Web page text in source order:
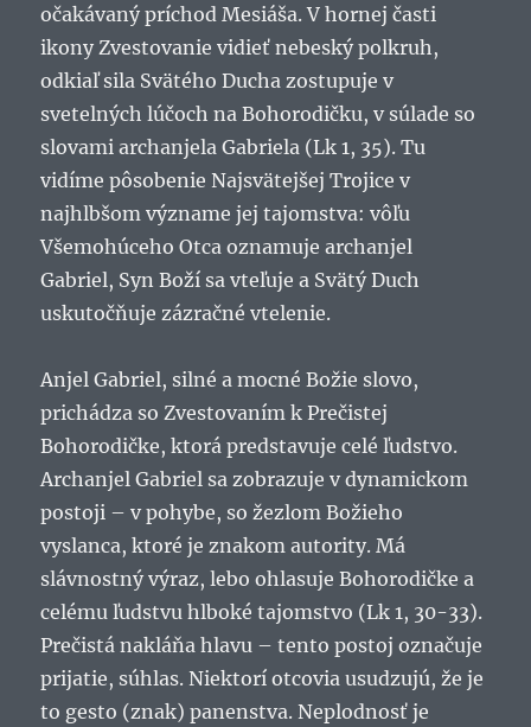
očakávaný príchod Mesiáša. V hornej časti
ikony Zvestovanie vidieť nebeský polkruh,
odkiaľ sila Svätého Ducha zostupuje v
svetelných lúčoch na Bohorodičku, v súlade so
slovami archanjela Gabriela (Lk 1, 35). Tu
vidíme pôsobenie Najsvätejšej Trojice v
najhlbšom význame jej tajomstva: vôľu
Všemohúceho Otca oznamuje archanjel
Gabriel, Syn Boží sa vteľuje a Svätý Duch
uskutočňuje zázračné vtelenie.
Anjel Gabriel, silné a mocné Božie slovo,
prichádza so Zvestovaním k Prečistej
Bohorodičke, ktorá predstavuje celé ľudstvo.
Archanjel Gabriel sa zobrazuje v dynamickom
postoji – v pohybe, so žezlom Božieho
vyslanca, ktoré je znakom autority. Má
slávnostný výraz, lebo ohlasuje Bohorodičke a
celému ľudstvu hlboké tajomstvo (Lk 1, 30-33).
Prečistá nakláňa hlavu – tento postoj označuje
prijatie, súhlas. Niektorí otcovia usudzujú, že je
to gesto (znak) panenstva. Neplodnosť je